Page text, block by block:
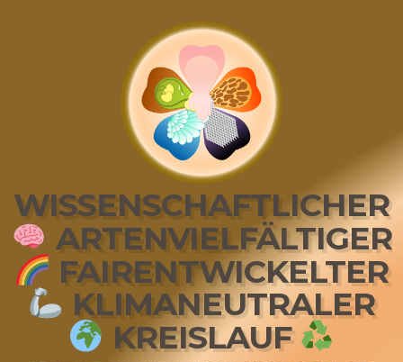
WISSENSCHAFTLICHER
ARTENVIELFÄLTIGER
FAIRENTWICKELTER
KLIMANEUTRALER
KREISLAUF